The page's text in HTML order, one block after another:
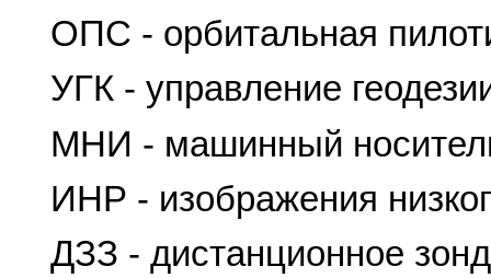
ОПС - орбитальная
УГК - управление
МНИ - машинный
ИНР - изображения
ДЗЗ - дистанционное